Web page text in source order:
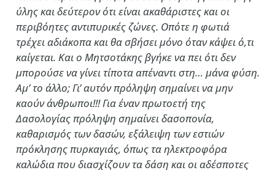
ύλης και δεύτερον ότι είναι ακαθάριστες και οι
περιβόητες αντιπυρικές ζώνες. Οπότε η φωτιά
τρέχει αδιάκοπα και θα σβήσει μόνο όταν κάψει ό,τι
καίγεται. Και ο Μητσοτάκης βγήκε να πει ότι δεν
μπορούσε να γίνει τίποτα απέναντι στη… μάνα φύση.
Αμ’ το άλλο; Γι’ αυτόν πρόληψη σημαίνει να μην
καούν άνθρωποι!!! Για έναν πρωτοετή της
Δασολογίας πρόληψη σημαίνει δασοπονία,
καθαρισμός των δασών, εξάλειψη των εστιών
πρόκλησης πυρκαγιάς, όπως τα ηλεκτροφόρα
καλώδια που διασχίζουν τα δάση και οι αδέσποτες